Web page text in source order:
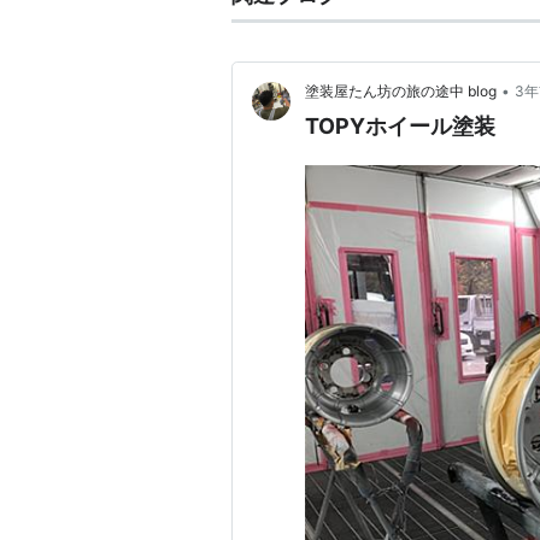
塗装屋たん坊の旅の途中 blog • 3
TOPYホイール塗装